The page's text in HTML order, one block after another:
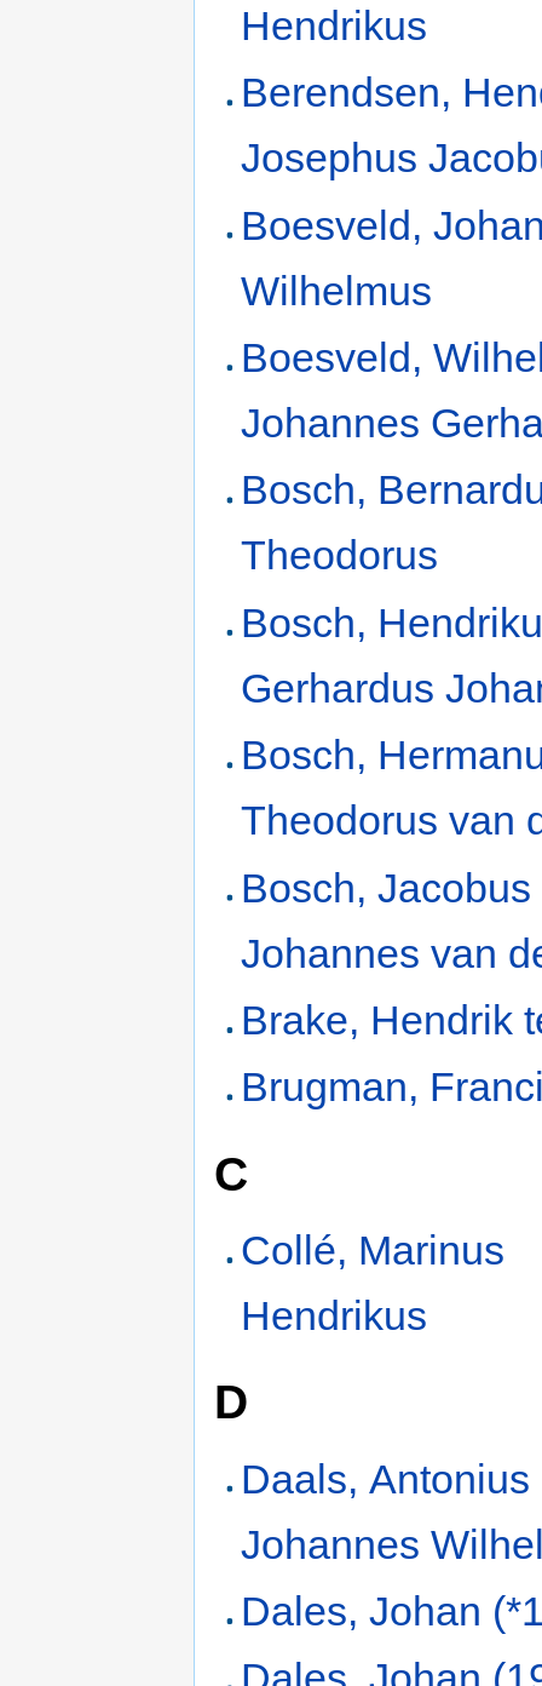
Hendrikus
Berendsen,
Josephus
Boesveld,
Wilhelmus
Boesveld,
Johannes
Bosch,
Theodorus
Bosch,
Gerhardus
Bosch,
Theodorus van
Bosch, Jacobus
Johannes van
Brake, Hendrik
Brugman,
C
Collé, Marinus
Hendrikus
D
Daals, Antonius
Johannes
Dales, Johan